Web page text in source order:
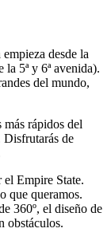
desde la
5ª y 6ª avenida).
del mundo,
rápidos del
Disfrutarás de
el Empire State.
que queramos.
360º, el diseño de
obstáculos.